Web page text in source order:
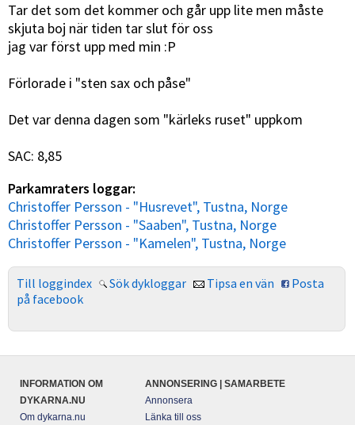
Tar det som det kommer och går upp lite men måste
skjuta boj när tiden tar slut för oss
jag var först upp med min :P
Förlorade i "sten sax och påse"
Det var denna dagen som "kärleks ruset" uppkom
SAC: 8,85
Parkamraters loggar:
Christoffer Persson - "Husrevet", Tustna, Norge
Christoffer Persson - "Saaben", Tustna, Norge
Christoffer Persson - "Kamelen", Tustna, Norge
Till loggindex Sök dykloggar Tipsa en vän
Posta
på facebook
INFORMATION OM
DYKARNA.NU
Om dykarna.nu
ANNONSERING | SAMARBETE
Annonsera
Länka till oss